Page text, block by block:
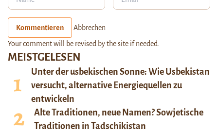
MEISTGELESEN
Unter der usbekischen Sonne: Wie Usbekistan
versucht, alternative Energiequellen zu
entwickeln
Alte Traditionen, neue Namen? Sowjetische
Traditionen in Tadschikistan
Kommentieren Abbrechen
Your comment will be revised by the site if needed.